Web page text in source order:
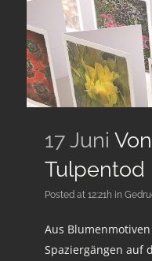
17 Juni
Tulpentod
Posted at 12:21h in
Aus
Spaziergängen auf